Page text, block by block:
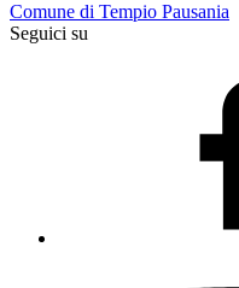
Comune di Tempio Pausania
Seguici su